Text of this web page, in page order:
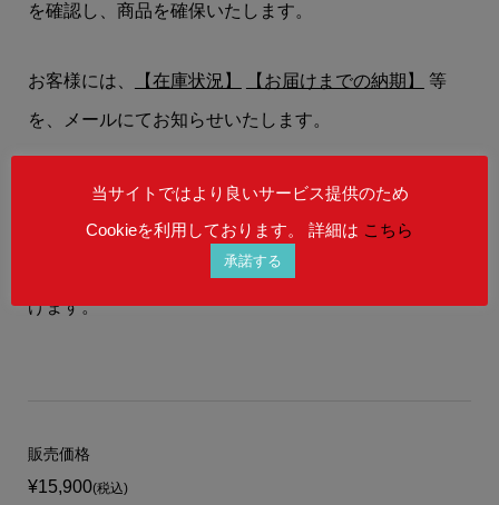
を確認し、商品を確保いたします。
お客様には、 【在庫状況】 【お届けまでの納期】 等
を、メールにてお知らせいたします。
在庫状況によりましては、御注文後にご希望の商品を
ご用意することができない場合もございます。
予めご理解を賜りますよう、何卒宜しくお願い申し上
げます。
販売価格
¥15,900(税込)
当サイトではより良いサービス提供のため
Cookieを利用しております。 詳細は こちら
承諾する